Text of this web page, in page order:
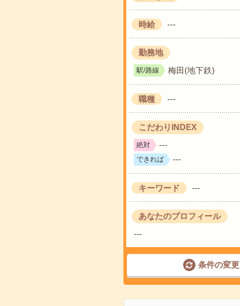
時給 ---
勤務地
駅/路線 梅田(地下鉄)
職種 ---
こだわりINDEX
絶対 ---
できれば ---
キーワード ---
あなたのプロフィール
---
条件の変更